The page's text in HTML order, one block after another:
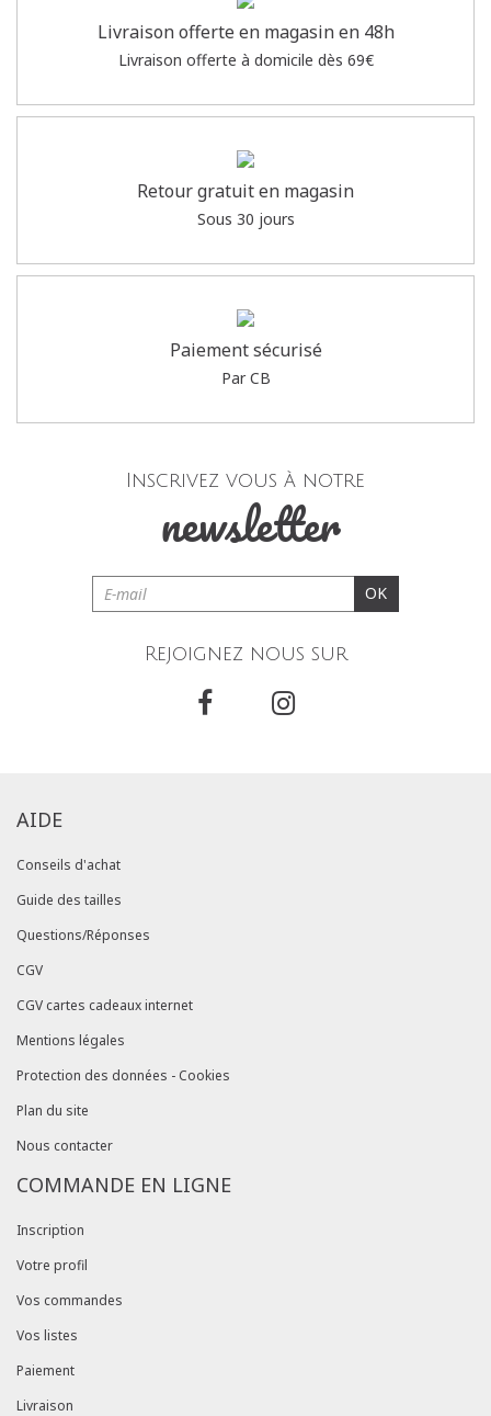
Livraison offerte en magasin en 48h
Livraison offerte à domicile dès 69€
Retour gratuit en magasin
Sous 30 jours
Paiement sécurisé
Par CB
Inscrivez vous à notre
newsletter
OK
Rejoignez nous sur
AIDE
Conseils d'achat
Guide des tailles
Questions/Réponses
CGV
CGV cartes cadeaux internet
Mentions légales
Protection des données - Cookies
Plan du site
Nous contacter
COMMANDE EN LIGNE
Inscription
Votre profil
Vos commandes
Vos listes
Paiement
Livraison